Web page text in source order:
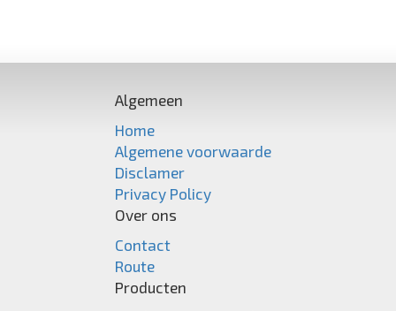
Algemeen
Home
Algemene voorwaarde
Disclamer
Privacy Policy
Over ons
Contact
Route
Producten